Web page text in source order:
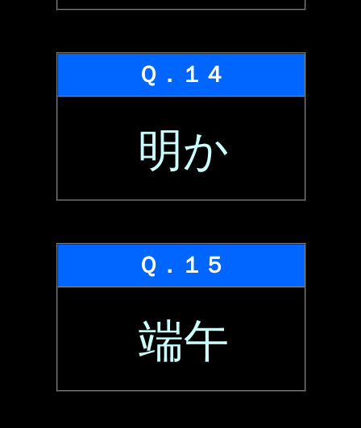
Ｑ．１４
明か
Ｑ．１５
端午